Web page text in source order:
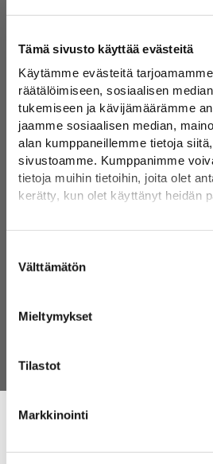
Tämä sivusto käyttää evästeitä
Käytämme evästeitä
räätälöimiseen, sosiaalisen
tukemiseen ja kävijämäärämme
jaamme sosiaalisen median,
alan kumppaneillemme tietoja
sivustoamme. Kumppanimme
tietoja muihin tietoihin, joita olet
kerätty, kun olet käyttänyt heidän
Lisätietoja:drop.fi/info/
valinta
Välttämätön
Mieltymykset
Tilastot
Markkinointi
COMPANY
Contact
Careers
Privacy policy
Retailers
F.A.Q
Terms and conditions
Press
Drop
Instagram
Pinterest
FRONTPAGE